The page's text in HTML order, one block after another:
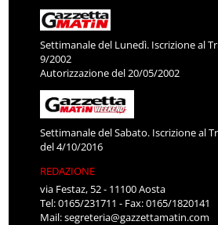
Settimanale del Lunedì. Iscrizione al
9/2002
Autorizzazione del 20/05/2002
Settimanale del Sabato. Iscrizione al
del 4/10/2016
REDAZIONE
via Festaz, 52 - 11100 Aosta
Tel: 0165/231711 - Fax: 0165/1820141
Mail:segreteria@gazzettamatin.com